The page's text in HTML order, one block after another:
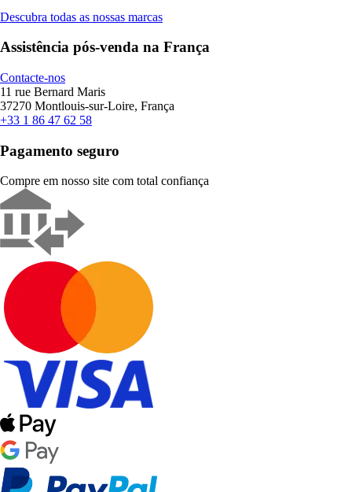
Descubra todas as nossas marcas
Assistência pós-venda na França
Contacte-nos
11 rue Bernard Maris
37270 Montlouis-sur-Loire, França
+33 1 86 47 62 58
Pagamento seguro
Compre em nosso site com total confiança